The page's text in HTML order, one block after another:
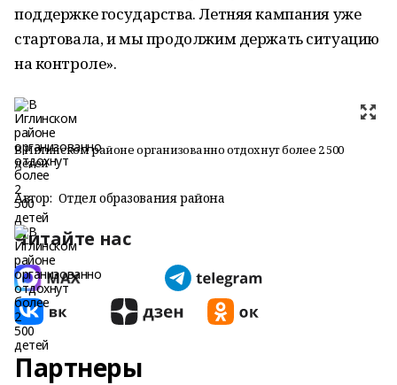
поддержке государства. Летняя кампания уже
стартовала, и мы продолжим держать ситуацию
на контроле».
В Иглинском районе организованно отдохнут более 2 500
детей
Автор: Отдел образования района
Читайте нас
Партнеры